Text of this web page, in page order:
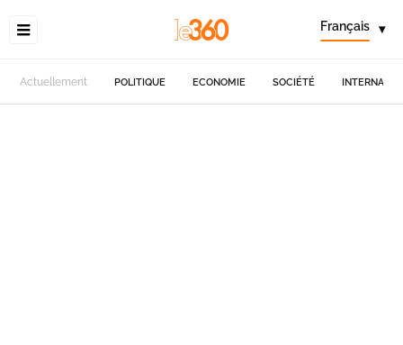
Français ▾
Actuellement POLITIQUE ECONOMIE SOCIÉTÉ